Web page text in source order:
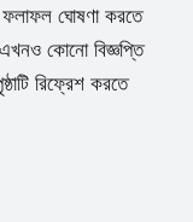
ঘোষণা করতে
কোনো বিজ্ঞপ্তি
রিফ্রেশ করতে